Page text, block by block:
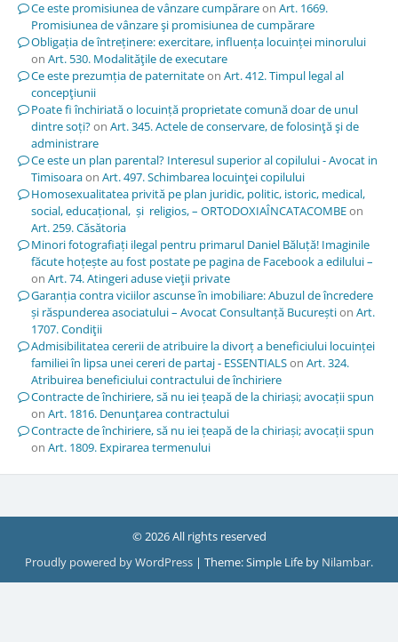
Ce este promisiunea de vânzare cumpărareon Art. 1669.
Promisiunea de vânzare şi promisiunea de cumpărare
Obligația de întreținere: exercitare, influența locuinței minorului
on Art. 530. Modalităţile de executare
Ce este prezumția de paternitateon Art. 412. Timpul legal al
concepţiunii
Poate fi închiriată o locuință proprietate comună doar de unul
dintre soți?on Art. 345. Actele de conservare, de folosinţă şi de
administrare
Ce este un plan parental? Interesul superior al copilului - Avocat in
Timisoaraon Art. 497. Schimbarea locuinţei copilului
Homosexualitatea privită pe plan juridic, politic, istoric, medical,
social, educațional, și religios, – ORTODOXIAÎNCATACOMBEon
Art. 259. Căsătoria
Minori fotografiați ilegal pentru primarul Daniel Băluță! Imaginile
făcute hoțește au fost postate pe pagina de Facebook a edilului –
on Art. 74. Atingeri aduse vieţii private
Garanția contra viciilor ascunse în imobiliare: Abuzul de încredere
și răspunderea asociatului – Avocat Consultanță Bucureștion Art.
1707. Condiţii
Admisibilitatea cererii de atribuire la divorț a beneficiului locuinței
familiei în lipsa unei cereri de partaj - ESSENTIALSon Art. 324.
Atribuirea beneficiului contractului de închiriere
Contracte de închiriere, să nu iei țeapă de la chiriași; avocații spun
on Art. 1816. Denunţarea contractului
Contracte de închiriere, să nu iei țeapă de la chiriași; avocații spun
on Art. 1809. Expirarea termenului
© 2026 All rights reserved
Proudly powered by WordPress | Theme: Simple Life by Nilambar.